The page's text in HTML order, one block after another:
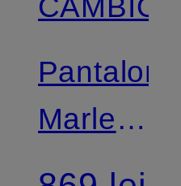
Pantaloni
Marlene
AMELIE